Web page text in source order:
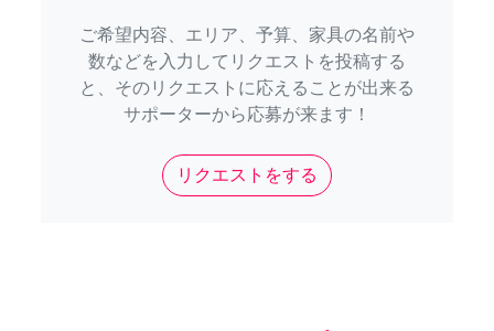
ご希望内容、エリア、予算、家具の名前や
数などを入力してリクエストを投稿する
と、そのリクエストに応えることが出来る
サポーターから応募が来ます！
リクエストをする